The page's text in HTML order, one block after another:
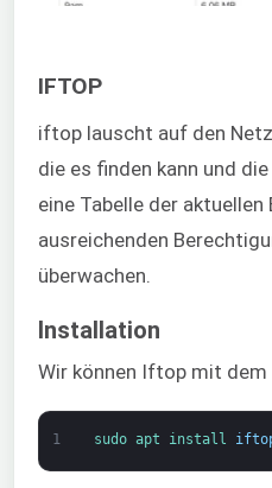
IFTOP
iftop lauscht auf den
die es finden kann und
eine Tabelle der
ausreichenden
überwachen.
Installation
Wir können Iftop mit
1 sudo apt install